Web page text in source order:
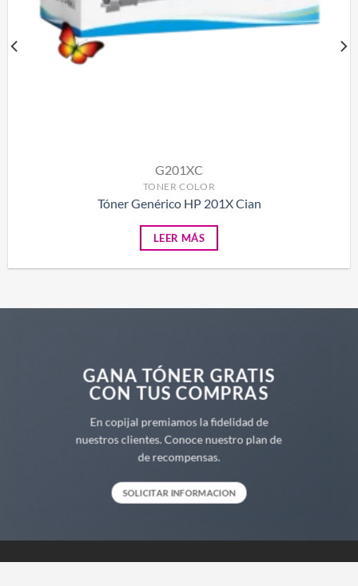
G201XC
TONER COLOR
Tóner Genérico HP 201X Cian
LEER MÁS
GANA TÓNER GRATIS
CON TUS COMPRAS
En copijal premiamos la fidelidad de
nuestros clientes. Conoce nuestro plan de
de recompensas.
SOLICITAR INFORMACION